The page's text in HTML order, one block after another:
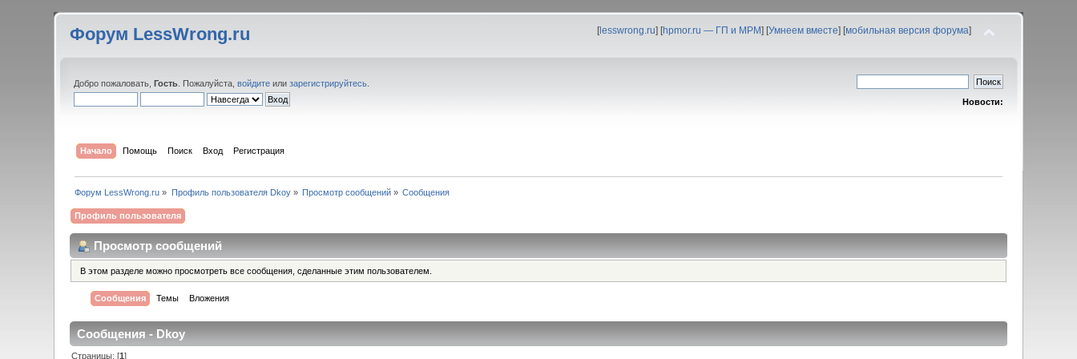
Форум LessWrong.ru [lesswrong.ru] [hpmor.ru — ГП и МРМ] [Умнеем вместе] [мобильная версия форума]
Добро пожаловать,Гость . Пожалуйста,войдите илизарегистрируйтесь
Новости:
Начало Помощь Поиск Вход Регистрация
Форум LessWrong.ru » Профиль пользователя Dkoy» Просмотр сообщений » Сообщения
Профиль пользователя
Просмотр сообщений
В этом разделе можно просмотреть все сообщения, сделанные этим пользователем.
Сообщения Темы Вложения
Сообщения - Dkoy
Страницы: [1]